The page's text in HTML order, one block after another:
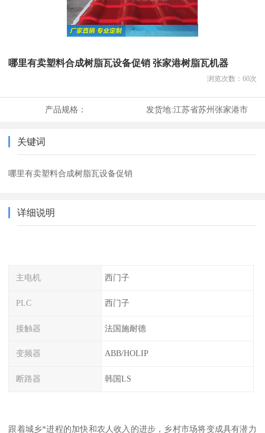
哪里有卖塑料合成树脂瓦设备促销 张家港树脂瓦机器
浏览次数： 60次
产品规格： 发货地:江苏省苏州张家港市
关键词
哪里有卖塑料合成树脂瓦设备促销
详细说明
主电机 西门子
PLC 西门子
接触器 法国施耐德
变频器 ABB/HOLIP
断路器 韩国LS
跟着城乡*进程的加快和农人收入的进步，乡村市场将变成具有潜力